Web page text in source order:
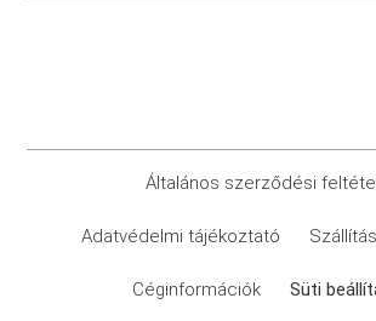
Általános szerződési
Adatvédelmi tájékoztató
Céginformációk Süti